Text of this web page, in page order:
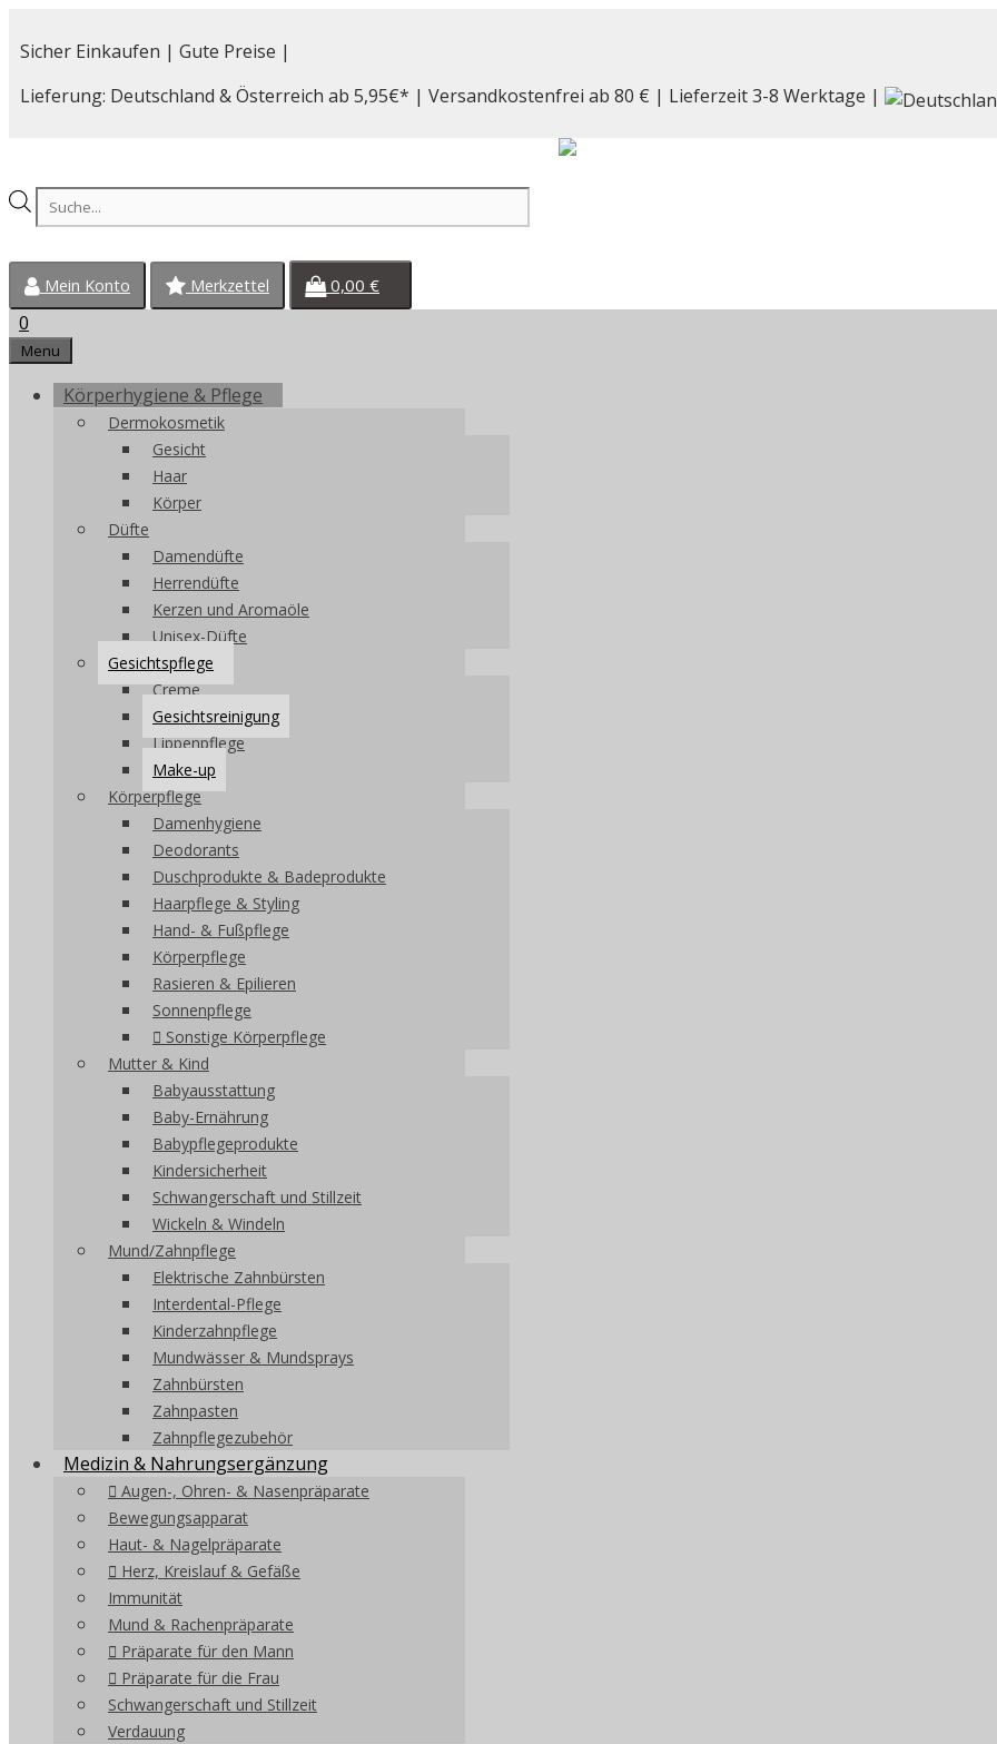
Inhalt
Sicher Einkaufen | Gute Preise |
Lieferung: Deutschland & Österreich ab 5,95€* | Versandkostenfrei ab 80 € | Lieferzeit 3-8 Werktage |
Products
search
Mein Konto Merkzettel 0,00 €
0
Menu
Körperhygiene & Pflege
Dermokosmetik
Gesicht
Haar
Körper
Düfte
Damendüfte
Herrendüfte
Kerzen und Aromaöle
Unisex-Düfte
Gesichtspflege
Creme
Gesichtsreinigung
Lippenpflege
Make-up
Körperpflege
Damenhygiene
Deodorants
Duschprodukte & Badeprodukte
Haarpflege & Styling
Hand- & Fußpflege
Körperpflege
Rasieren & Epilieren
Sonnenpflege
Sonstige Körperpflege
Mutter & Kind
Babyausstattung
Baby-Ernährung
Babypflegeprodukte
Kindersicherheit
Schwangerschaft und Stillzeit
Wickeln & Windeln
Mund/Zahnpflege
Elektrische Zahnbürsten
Interdental-Pflege
Kinderzahnpflege
Mundwässer & Mundsprays
Zahnbürsten
Zahnpasten
Zahnpflegezubehör
Medizin & Nahrungsergänzung
Augen-, Ohren- & Nasenpräparate
Bewegungsapparat
Haut- & Nagelpräparate
Herz, Kreislauf & Gefäße
Immunität
Mund & Rachenpräparate
Präparate für den Mann
Präparate für die Frau
Schwangerschaft und Stillzeit
Verdauung